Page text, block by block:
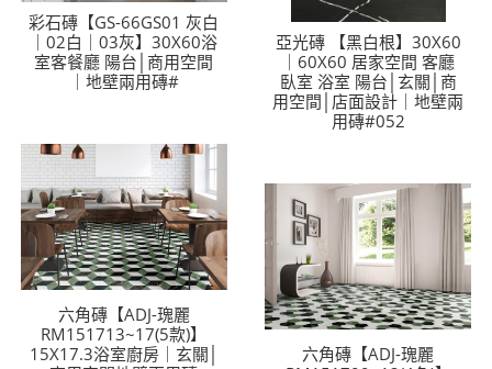
彩石磚【GS-66GS01 灰白
｜02白｜03灰】30X60浴
室客餐廳 陽台│商用空間
｜地壁兩用磚#
亞光磚 【黑白根】30X60
｜60X60 居家空間 客廳
臥室 浴室 陽台│玄關│商
用空間│店面設計｜地壁兩
用磚#052
六角磚【ADJ-瑰麗
RM151713~17(5款)】
15X17.3浴室廚房｜玄關│
六角磚【ADJ-瑰麗